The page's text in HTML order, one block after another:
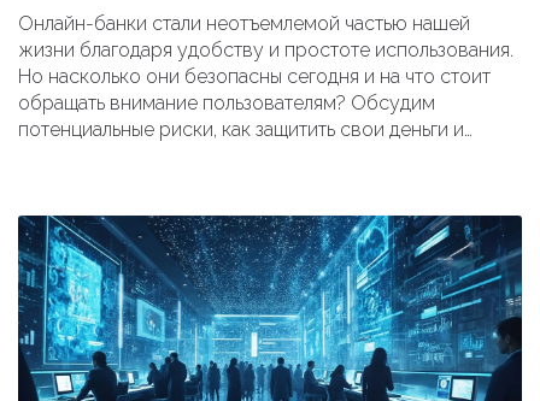
Онлайн-банки стали неотъемлемой частью нашей
жизни благодаря удобству и простоте использования.
Но насколько они безопасны сегодня и на что стоит
обращать внимание пользователям? Обсудим
потенциальные риски, как защитить свои деньги и